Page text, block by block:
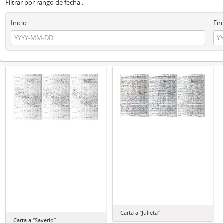
Filtrar por rango de fecha :
Inicio Fin
Carta a “Saverio”
Carta a “Julieta”